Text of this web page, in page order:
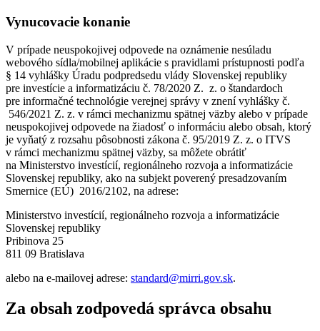
Vynucovacie konanie
V prípade neuspokojivej odpovede na oznámenie nesúladu
webového sídla/mobilnej aplikácie s pravidlami prístupnosti podľa
§ 14 vyhlášky Úradu podpredsedu vlády Slovenskej republiky
pre investície a informatizáciu č. 78/2020 Z. z. o štandardoch
pre informačné technológie verejnej správy v znení vyhlášky č.
546/2021 Z. z. v rámci mechanizmu spätnej väzby alebo v prípade
neuspokojivej odpovede na žiadosť o informáciu alebo obsah, ktorý
je vyňatý z rozsahu pôsobnosti zákona č. 95/2019 Z. z. o ITVS
v rámci mechanizmu spätnej väzby, sa môžete obrátiť
na Ministerstvo investícií, regionálneho rozvoja a informatizácie
Slovenskej republiky, ako na subjekt poverený presadzovaním
Smernice (EÚ) 2016/2102, na adrese:
Ministerstvo investícií, regionálneho rozvoja a informatizácie
Slovenskej republiky
Pribinova 25
811 09 Bratislava
alebo na e-mailovej adrese: standard@mirri.gov.sk.
Za obsah zodpovedá správca obsahu